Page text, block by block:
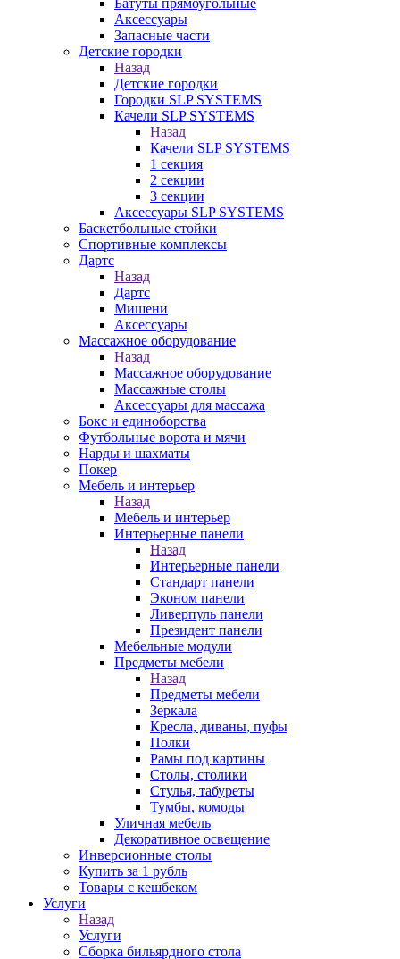
Батуты прямоугольные
Аксессуары
Запасные части
Детские городки
Назад
Детские городки
Городки SLP SYSTEMS
Качели SLP SYSTEMS
Назад
Качели SLP SYSTEMS
1 секция
2 секции
3 секции
Аксессуары SLP SYSTEMS
Баскетбольные стойки
Спортивные комплексы
Дартс
Назад
Дартс
Мишени
Аксессуары
Массажное оборудование
Назад
Массажное оборудование
Массажные столы
Аксессуары для массажа
Бокс и единоборства
Футбольные ворота и мячи
Нарды и шахматы
Покер
Мебель и интерьер
Назад
Мебель и интерьер
Интерьерные панели
Назад
Интерьерные панели
Стандарт панели
Эконом панели
Ливерпуль панели
Президент панели
Мебельные модули
Предметы мебели
Назад
Предметы мебели
Зеркала
Кресла, диваны, пуфы
Полки
Рамы под картины
Столы, столики
Стулья, табуреты
Тумбы, комоды
Уличная мебель
Декоративное освещение
Инверсионные столы
Купить за 1 рубль
Товары с кешбеком
Услуги
Назад
Услуги
Сборка бильярдного стола